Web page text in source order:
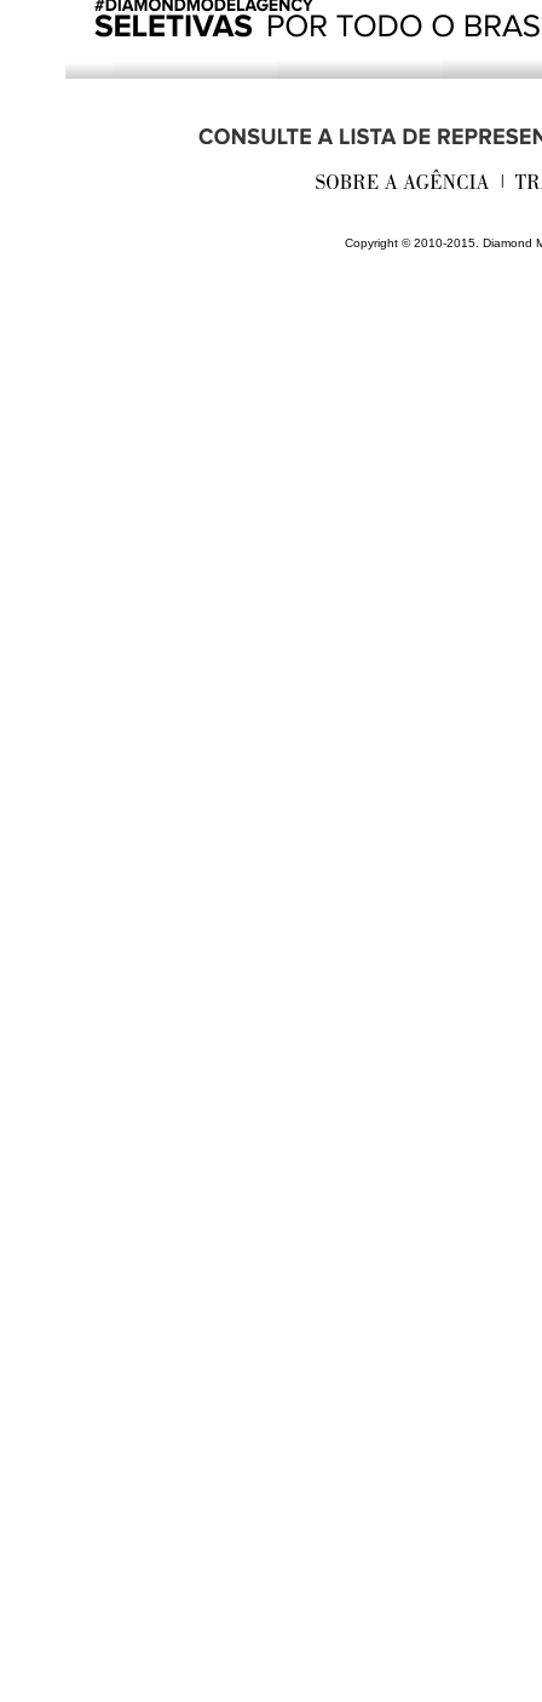
Copyright © 2010-2015. Diamond